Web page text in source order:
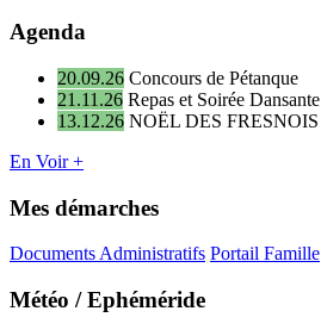
Agenda
20.09.26 Concours de Pétanque
21.11.26 Repas et Soirée Dansante
13.12.26 NOËL DES FRESNOIS
En Voir +
Mes démarches
Documents Administratifs Portail Famille
Météo / Ephéméride